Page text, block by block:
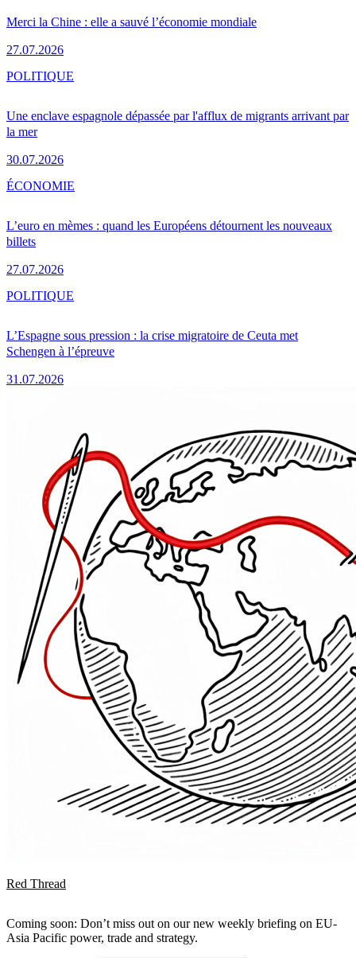
Merci la Chine : elle a sauvé l’économie mondiale
27.07.2026
Une enclave espagnole dépassée par l'afflux de migrants arrivant par
la mer
30.07.2026
POLITIQUE
L’euro en mèmes : quand les Européens détournent les nouveaux
billets
27.07.2026
ÉCONOMIE
L’Espagne sous pression : la crise migratoire de Ceuta met
Schengen à l’épreuve
31.07.2026
POLITIQUE
Red Thread
Coming soon: Don’t miss out on our new weekly briefing on EU-
Asia Pacific power, trade and strategy.